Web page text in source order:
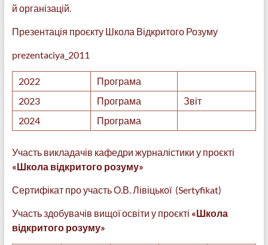
й організацій.
Презентація проєкту Школа Відкритого Розуму
prezentaciya_2011
2022
Програма
2023
Програма
Звіт
2024
Програма
Участь викладачів кафедри журналістики у проєкті
«Школа відкритого розуму»
Сертифікат про участь О.В. Лівіцької (Sertyfikat)
Участь здобувачів вищої освіти у проєкті «Школа
відкритого розуму»